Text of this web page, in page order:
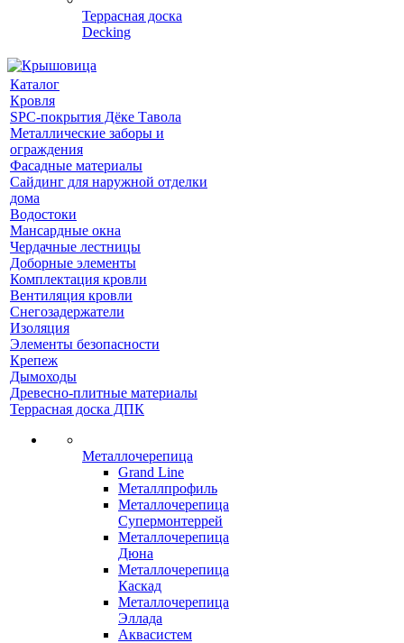
Террасная доска
Decking
Каталог
Кровля
SPC-покрытия Дёке Тавола
Металлические заборы и
ограждения
Фасадные материалы
Сайдинг для наружной отделки
дома
Водостоки
Мансардные окна
Чердачные лестницы
Доборные элементы
Комплектация кровли
Вентиляция кровли
Снегозадержатели
Изоляция
Элементы безопасности
Крепеж
Дымоходы
Древесно-плитные материалы
Террасная доска ДПК
Металлочерепица
Grand Line
Металлпрофиль
Металлочерепица
Супермонтеррей
Металлочерепица
Дюна
Металлочерепица
Каскад
Металлочерепица
Эллада
Аквасистем